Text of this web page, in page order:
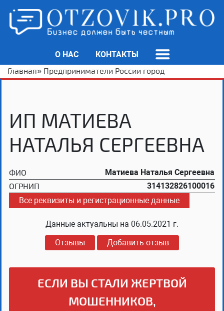
О НАС
КОНТАКТЫ
Главная» Предприниматели России город
ИП МАТИЕВА
НАТАЛЬЯ СЕРГЕЕВНА
ФИО
Матиева Наталья Сергеевна
ОГРНИП
314132826100016
Все реквизиты и регистрационные данные
Данные актуальны на 06.05.2021 г.
Отзывы
Добавить отзыв
ЕСЛИ ВЫ СТАЛИ ЖЕРТВОЙ
МОШЕННИКОВ,